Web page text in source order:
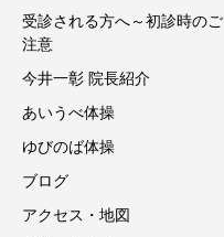
受診される方へ～初診時のご
注意
今井一彰 院長紹介
あいうべ体操
ゆびのば体操
ブログ
アクセス・地図